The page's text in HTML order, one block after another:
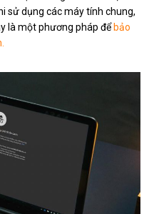
sử dụng các máy tính chung,
là một phương pháp để bảo